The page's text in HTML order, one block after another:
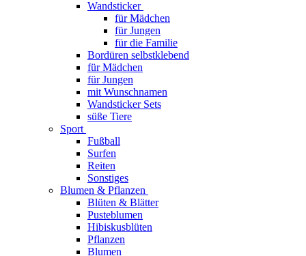
Wandsticker
für Mädchen
für Jungen
für die Familie
Bordüren selbstklebend
für Mädchen
für Jungen
mit Wunschnamen
Wandsticker Sets
süße Tiere
Sport
Fußball
Surfen
Reiten
Sonstiges
Blumen & Pflanzen
Blüten & Blätter
Pusteblumen
Hibiskusblüten
Pflanzen
Blumen